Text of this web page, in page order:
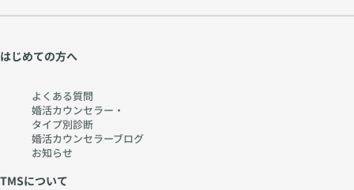
はじめての方へ
よくある質問
婚活カウンセラー・
タイプ別診断
婚活カウンセラーブログ
お知らせ
TMSについて